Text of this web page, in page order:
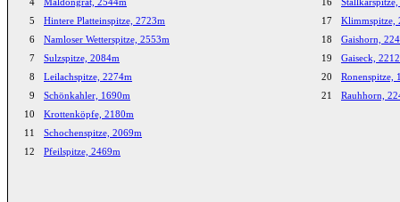
5
Hintere Platteinspitze, 2723m
6
Namloser Wetterspitze, 2553m
7
Sulzspitze, 2084m
8
Leilachspitze, 2274m
9
Schönkahler, 1690m
10
Krottenköpfe, 2180m
11
Schochenspitze, 2069m
12
Pfeilspitze, 2469m
17
Klimmspitze,
18
Gaishorn,
19
Gaiseck,
20
Ronenspitze,
21
Rauhhorn,